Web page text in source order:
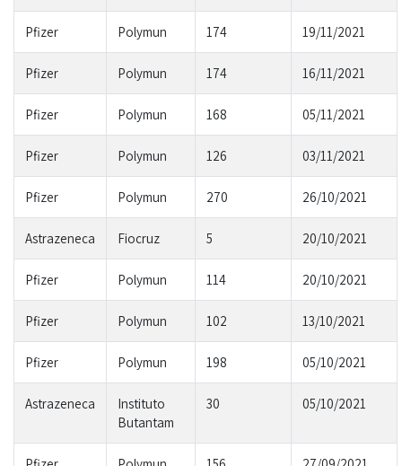
Pfizer Polymun 174 19/11/2021
Pfizer Polymun 174 16/11/2021
Pfizer Polymun 168 05/11/2021
Pfizer Polymun 126 03/11/2021
Pfizer Polymun 270 26/10/2021
Astrazeneca Fiocruz 5 20/10/2021
Pfizer Polymun 114 20/10/2021
Pfizer Polymun 102 13/10/2021
Pfizer Polymun 198 05/10/2021
Astrazeneca
Instituto
Butantam
30 05/10/2021